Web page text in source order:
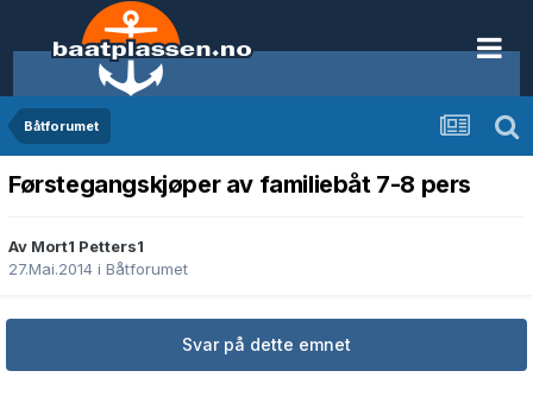
Båtforumet
Førstegangskjøper av familiebåt 7-8 pers
Av Mort1 Petters1
27.Mai.2014 i Båtforumet
Svar på dette emnet